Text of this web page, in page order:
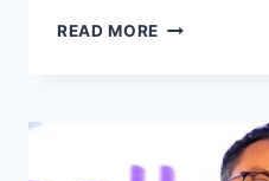
READ MORE